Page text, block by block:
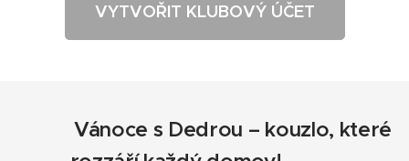
VYTVOŘIT KLUBOVÝ ÚČET
Vánoce s Dedrou – kouzlo, které